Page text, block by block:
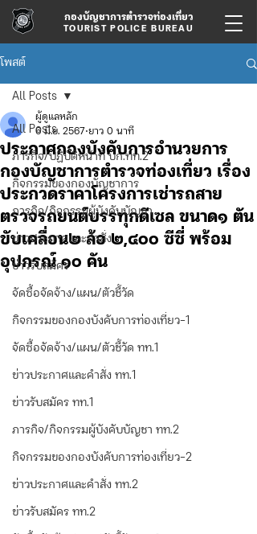
กองบัญชาการตำรวจท่องเที่ยว
TOURIST POLICE BUREAU
โพสต์
All Posts
ภารกิจ/ปฏิบัติหน้าที่ บก.ทท.2
กิจกรรมของกองบัญชาการ
ภารกิจ/กิจกรรมผู้บังคับบัญชา
ข่าวประกาศและคำสั่ง
ข่าวรับสมัคร
จัดซื้อจัดจ้าง/แผน/ตัวชี้วัด
กิจกรรมของกองบังคับการท่องเที่ยว-1
จัดซื้อจัดจ้าง/แผน/ตัวชี้วัด ทท.1
ข่าวประกาศและคำสั่ง ทท.1
ข่าวรับสมัคร ทท.1
ภารกิจ/กิจกรรมผู้บังคับบัญชา ทท.2
กิจกรรมของกองบังคับการท่องเที่ยว-2
ข่าวประกาศและคำสั่ง ทท.2
ข่าวรับสมัคร ทท.2
All Posts
ประกาศกองบังคับการอำนวยการ
กองบัญชาการตำรวจท่องเที่ยว เรื่อง
ประกวดราคาโครงการเช่ารถสาย
ตรวจรถยนต์บรรทุกดีเซล ขนาด๑ ตัน
ขับเคลื่อน๒ ล้อ ๒,๔๐๐ ซีซี่ พร้อม
อุปกรณ์ ๑๐ คัน
ผู้ดูแลหลัก
6 มิ.ย. 2567 ยาว 0 นาที